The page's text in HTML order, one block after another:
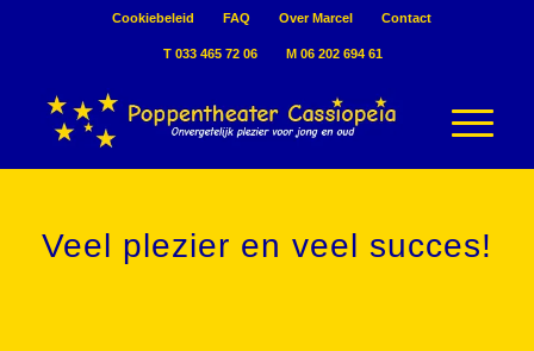
Cookiebeleid FAQ Over Marcel Contact
T 033 465 72 06 M 06 202 694 61
Veel plezier en veel succes!